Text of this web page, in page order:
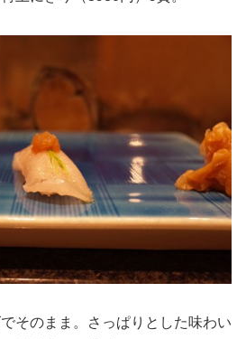
そのまま。さっぱりとした味わい